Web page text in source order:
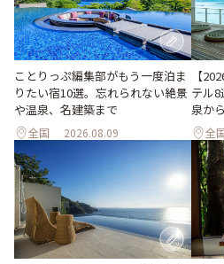
ことりっぷ編集部がもう一度泊ま
りたい宿10選。忘れられない絶景
や温泉、名建築まで
全国 2026.08.09
【
テル
泉か
全